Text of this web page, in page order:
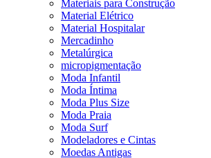
Materiais para Construção
Material Elétrico
Material Hospitalar
Mercadinho
Metalúrgica
micropigmentação
Moda Infantil
Moda Íntima
Moda Plus Size
Moda Praia
Moda Surf
Modeladores e Cintas
Moedas Antigas